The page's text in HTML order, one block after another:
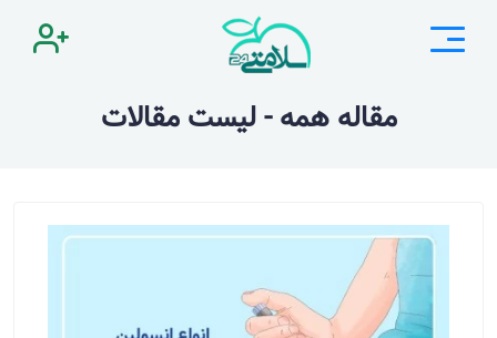
مقاله همه - لیست مقالات